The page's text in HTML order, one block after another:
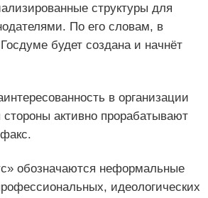
структуры для
По его словам, в
будет создана и начнёт
в организации
активно прорабатывают
обозначаются неформальные
идеологических